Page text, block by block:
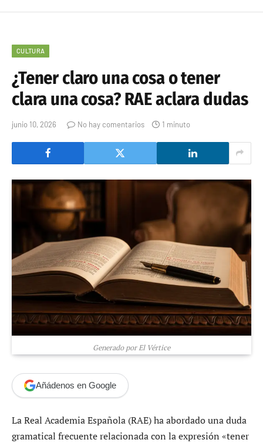
CULTURA
¿Tener claro una cosa o tener
clara una cosa? RAE aclara dudas
junio 10, 2026 No hay comentarios 1 minuto
Generado por El Vértice
Añádenos en Google
La Real Academia Española (RAE) ha abordado una duda
gramatical frecuente relacionada con la expresión «tener